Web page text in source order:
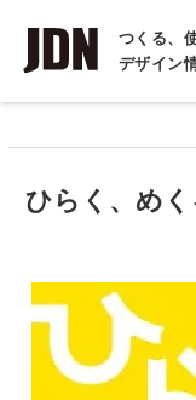
つくる、
デザイン
インタビュー
ひらく、め